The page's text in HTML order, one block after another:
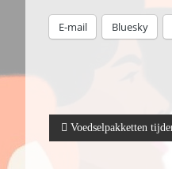
E-mail Bluesky
B Voedselpakketten